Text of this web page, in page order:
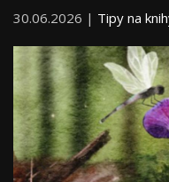
30.06.2026 | Tipy na